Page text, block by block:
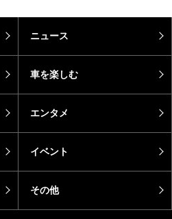
ニュース
車を楽しむ
エンタメ
イベント
その他